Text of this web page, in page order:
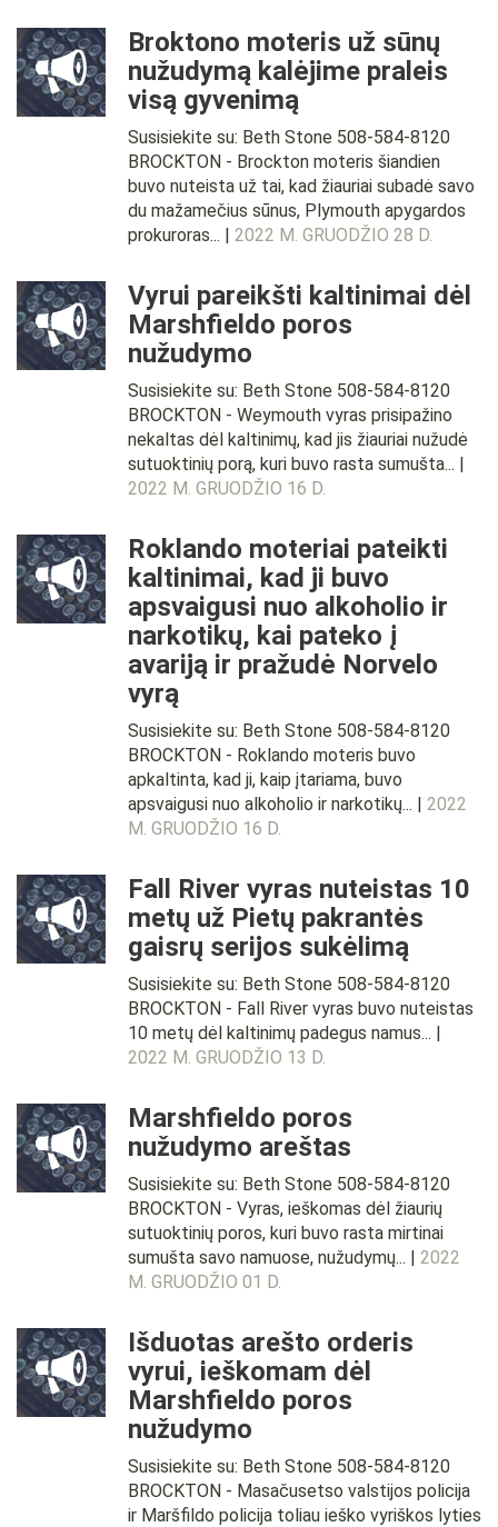
Broktono moteris už sūnų
nužudymą kalėjime praleis
visą gyvenimą
Susisiekite su: Beth Stone 508-584-8120
BROCKTON - Brockton moteris šiandien
buvo nuteista už tai, kad žiauriai subadė savo
du mažamečius sūnus, Plymouth apygardos
prokuroras... | 2022 M. GRUODŽIO 28 D.
Vyrui pareikšti kaltinimai dėl
Marshfieldo poros
nužudymo
Susisiekite su: Beth Stone 508-584-8120
BROCKTON - Weymouth vyras prisipažino
nekaltas dėl kaltinimų, kad jis žiauriai nužudė
sutuoktinių porą, kuri buvo rasta sumušta... |
2022 M. GRUODŽIO 16 D.
Roklando moteriai pateikti
kaltinimai, kad ji buvo
apsvaigusi nuo alkoholio ir
narkotikų, kai pateko į
avariją ir pražudė Norvelo
vyrą
Susisiekite su: Beth Stone 508-584-8120
BROCKTON - Roklando moteris buvo
apkaltinta, kad ji, kaip įtariama, buvo
apsvaigusi nuo alkoholio ir narkotikų... | 2022
M. GRUODŽIO 16 D.
Fall River vyras nuteistas 10
metų už Pietų pakrantės
gaisrų serijos sukėlimą
Susisiekite su: Beth Stone 508-584-8120
BROCKTON - Fall River vyras buvo nuteistas
10 metų dėl kaltinimų padegus namus... |
2022 M. GRUODŽIO 13 D.
Marshfieldo poros
nužudymo areštas
Susisiekite su: Beth Stone 508-584-8120
BROCKTON - Vyras, ieškomas dėl žiaurių
sutuoktinių poros, kuri buvo rasta mirtinai
sumušta savo namuose, nužudymų... | 2022
M. GRUODŽIO 01 D.
Išduotas arešto orderis
vyrui, ieškomam dėl
Marshfieldo poros
nužudymo
Susisiekite su: Beth Stone 508-584-8120
BROCKTON - Masačusetso valstijos policija
ir Maršfildo policija toliau ieško vyriškos lyties